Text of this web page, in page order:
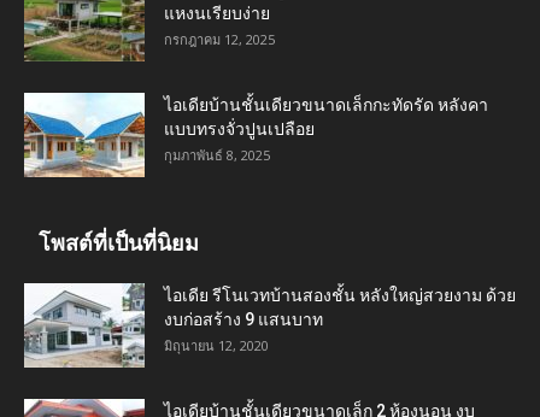
แหงนเรียบง่าย
กรกฎาคม 12, 2025
ไอเดียบ้านชั้นเดียวขนาดเล็กกะทัดรัด หลังคา
แบบทรงจั่วปูนเปลือย
กุมภาพันธ์ 8, 2025
โพสต์ที่เป็นที่นิยม
ไอเดีย รีโนเวทบ้านสองชั้น หลังใหญ่สวยงาม ด้วย
งบก่อสร้าง 9 แสนบาท
มิถุนายน 12, 2020
ไอเดียบ้านชั้นเดียวขนาดเล็ก 2 ห้องนอน งบ